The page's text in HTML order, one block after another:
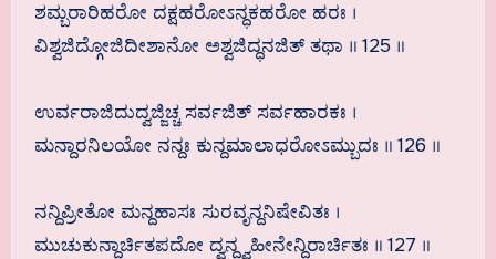
ಶಮ್ಬರಾರಿಹರೋ ದಕ್ಷಹರೋಽನ್ಧಕಹರೋ ಹರಃ ।
ವಿಶ್ವಜಿದ್ಗೋಜಿದೀಶಾನೋ ಅಶ್ವಜಿದ್ಧನಜಿತ್ ತಥಾ ॥ 125 ॥
ಉರ್ವರಾಜಿದುದ್ವಜ್ಜಿಚ್ಚ ಸರ್ವಜಿತ್ ಸರ್ವಹಾರಕಃ ।
ಮನ್ದಾರನಿಲಯೋ ನನ್ದಃ ಕುನ್ದಮಾಲಾಧರೋಽಮ್ಬುದಃ ॥ 126 ॥
ನನ್ದಿಪ್ರೀತೋ ಮನ್ದಹಾಸಃ ಸುರವೃನ್ದನಿಷೇವಿತಃ ।
ಮುಚುಕುನ್ದಾರ್ಚಿತಪದೋ ದ್ವನ್ದ್ವಹೀನೇನ್ದಿರಾರ್ಚಿತಃ ॥ 127 ॥